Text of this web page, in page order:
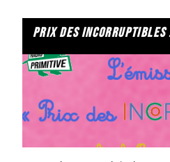
prix des incorruptibles : l'émission des élèves de ce1